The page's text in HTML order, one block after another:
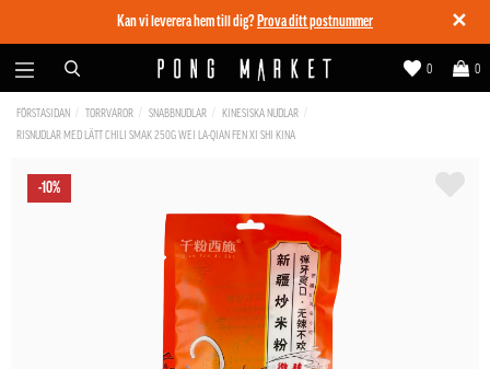
✕
Kan vi leverera hem till dig? Prova ditt postnummer
0
0
FÖRSTASIDAN TORRVAROR SNABBNUDLAR
KINESISKA NUDLAR
RISNUDLAR MED LÄTT CHILI SMAK 250G WEI LA-QIAN FEN XI SHI KINA
-10%